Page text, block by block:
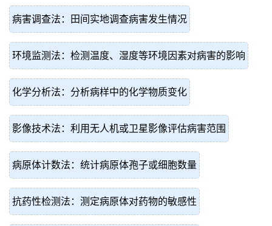
病害调查法：田间实地调查病害发生情况
环境监测法：检测温度、湿度等环境因素对病害的影响
化学分析法：分析病样中的化学物质变化
影像技术法：利用无人机或卫星影像评估病害范围
病原体计数法：统计病原体孢子或细胞数量
抗药性检测法：测定病原体对药物的敏感性